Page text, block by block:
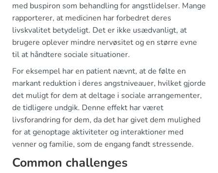
med buspiron som behandling for angstlidelser. Mange
rapporterer, at medicinen har forbedret deres
livskvalitet betydeligt. Det er ikke usædvanligt, at
brugere oplever mindre nervøsitet og en større evne
til at håndtere sociale situationer.
For eksempel har en patient nævnt, at de følte en
markant reduktion i deres angstniveauer, hvilket gjorde
det muligt for dem at deltage i sociale arrangementer,
de tidligere undgik. Denne effekt har været
livsforandring for dem, da det har givet dem mulighed
for at genoptage aktiviteter og interaktioner med
venner og familie, som de engang fandt stressende.
Common challenges